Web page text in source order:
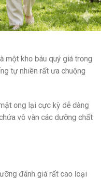
một kho báu quý giá trong
tự nhiên rất ưa chuộng
ong lại cực kỳ dễ dàng
vô vàn các dưỡng chất
đánh giá rất cao loại